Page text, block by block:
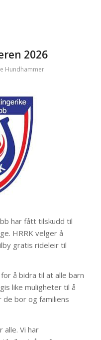
2026
Hundhammer
har fått tilskudd til
HRRK velger å
gratis rideleir til
å bidra til at alle barn
like muligheter til å
bor og familiens
alle. Vi har